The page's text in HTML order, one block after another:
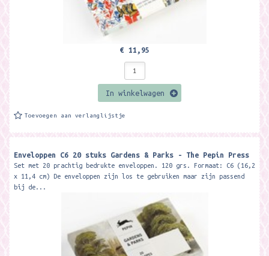
€ 11,95
In winkelwagen
Toevoegen aan verlanglijstje
Enveloppen C6 20 stuks Gardens & Parks - The Pepin Press
Set met 20 prachtig bedrukte enveloppen. 120 grs. Formaat: C6 (16,2
x 11,4 cm) De enveloppen zijn los te gebruiken maar zijn passend
bij de...